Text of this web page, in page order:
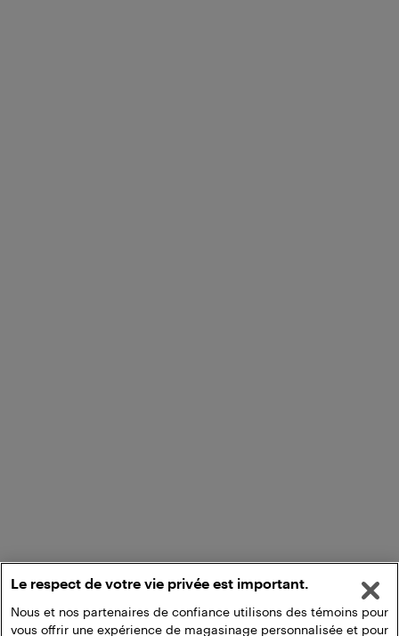
Le respect de votre vie privée est important.
Nous et nos partenaires de confiance utilisons des témoins pour
vous offrir une expérience de magasinage personnalisée et pour